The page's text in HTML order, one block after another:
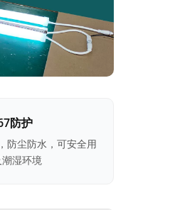
防护
防尘防水，可安全用
湿环境